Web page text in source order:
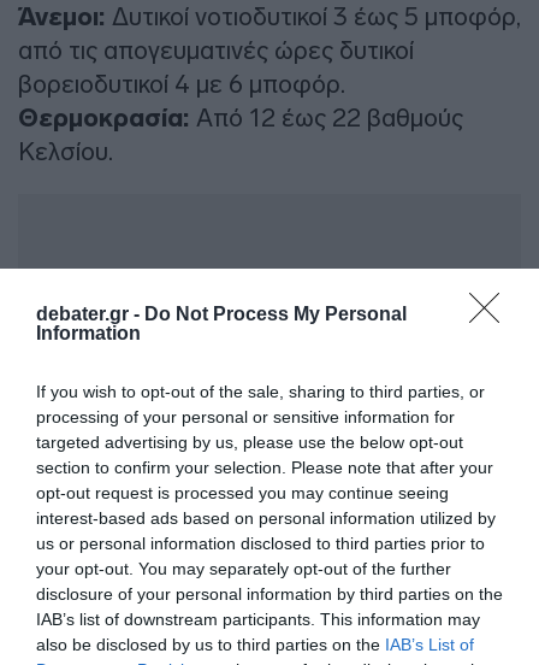
debater.gr - Do Not Process My Personal
Information
If you wish to opt-out of the sale, sharing to third parties, or
processing of your personal or sensitive information for
targeted advertising by us, please use the below opt-out
section to confirm your selection. Please note that after your
opt-out request is processed you may continue seeing
interest-based ads based on personal information utilized by
us or personal information disclosed to third parties prior to
your opt-out. You may separately opt-out of the further
disclosure of your personal information by third parties on the
IAB’s list of downstream participants. This information may
also be disclosed by us to third parties on the IAB’s List of
Άνεμοι: Δυτικοί νοτιοδυτικοί 3 έως 5 μποφόρ,
από τις απογευματινές ώρες δυτικοί
βορειοδυτικοί 4 με 6 μποφόρ.
Θερμοκρασία: Από 12 έως 22 βαθμούς
Κελσίου.
ΘΕΣΣΑΛΟΝΙΚΗ
Καιρός:Νεφώσεις που από τις